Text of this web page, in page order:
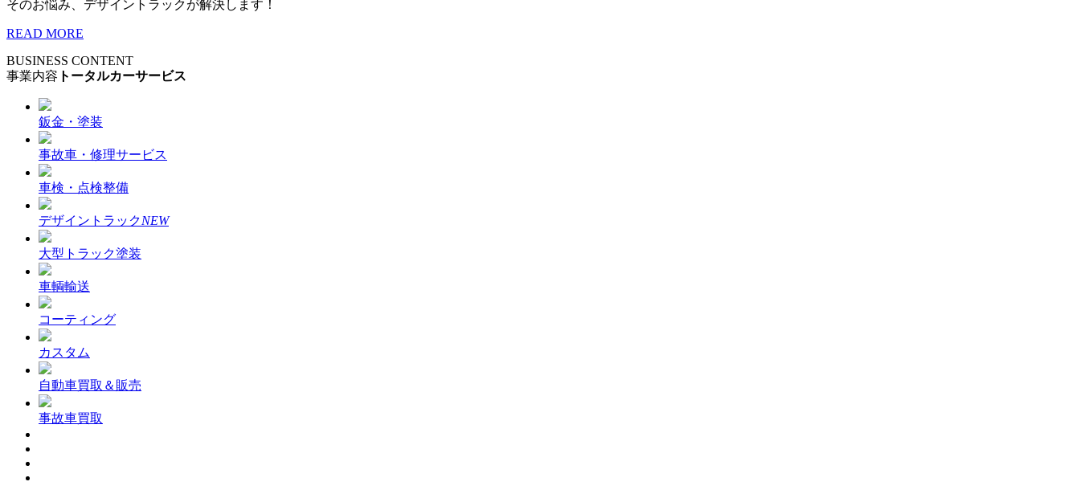
そのお悩み、デザイントラックが解決します！
READ MORE
BUSINESS CONTENT
事業内容 トータルカーサービス
鈑金・塗装
事故車・修理サービス
車検・点検整備
デザイントラックNEW
大型トラック塗装
車輌輸送
コーティング
カスタム
自動車買取＆販売
事故車買取